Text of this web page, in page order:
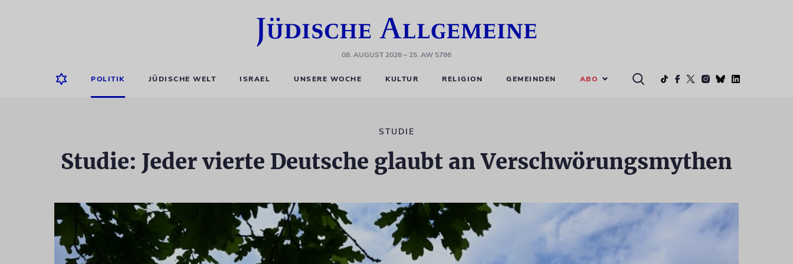
08. AUGUST 2026– 25. AW 5786
POLITIK JÜDISCHE WELT ISRAEL UNSERE WOCHE KULTUR RELIGION GEMEINDEN ABO
STUDIE
Studie: Jeder vierte Deutsche glaubt an Verschwörungsmythen